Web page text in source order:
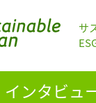
サ
インタビュ